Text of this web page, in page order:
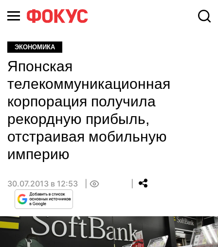
ЭКОНОМИКА
Японская
телекоммуникационная
корпорация получила
рекордную прибыль,
отстраивая мобильную
империю
30.07.2013 в 12:53